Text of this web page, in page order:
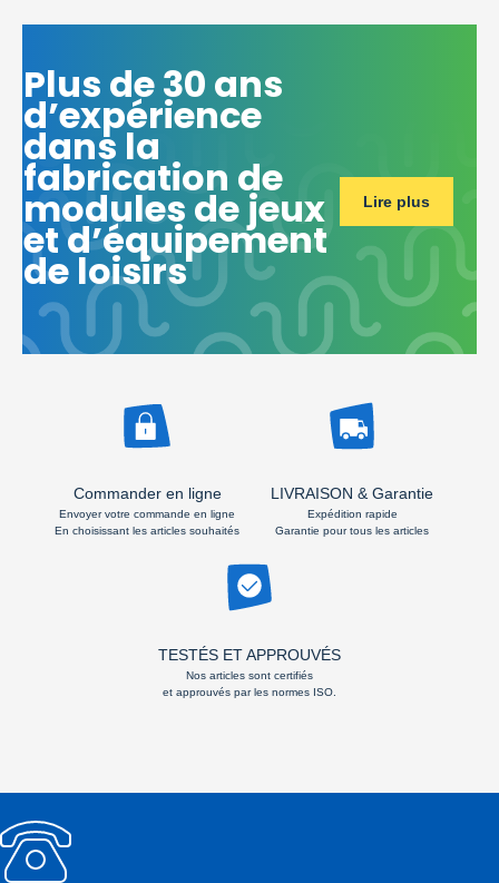
Plus de 30 ans
d’expérience
dans la
fabrication de
modules de jeux
et d’équipement
de loisirs
Lire plus
Commander en ligne
Envoyer votre commande en ligne
En choisissant les articles souhaités
LIVRAISON & Garantie
Expédition rapide
Garantie pour tous les articles
TESTÉS ET APPROUVÉS
Nos articles sont certifiés
et approuvés par les normes ISO.